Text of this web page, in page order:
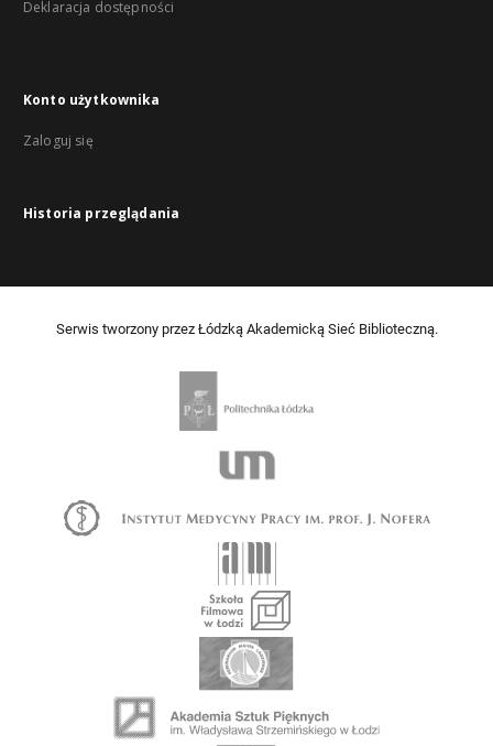
Deklaracja dostępności
Konto użytkownika
Zaloguj się
Historia przeglądania
Serwis tworzony przez Łódzką Akademicką Sieć Biblioteczną.